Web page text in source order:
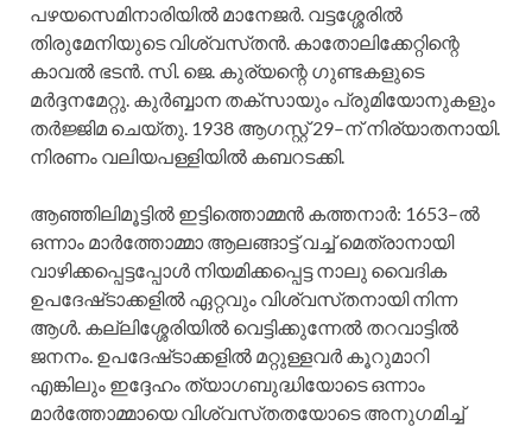
പഴയസെമിനാരിയില്‍ മാനേജര്‍. വട്ടശ്ശേരില്‍
തിരുമേനിയുടെ വിശ്വസ്‌തന്‍. കാതോലിക്കേറ്റിന്റെ
കാവല്‍ ഭടന്‍. സി. ജെ. കുര്യന്റെ ഗുണ്ടകളുടെ
മര്‍ദ്ദനമേറ്റു. കുര്‍ബ്ബാന തക്‌സായും പ്രുമിയോനുകളും
തര്‍ജ്ജിമ ചെയ്‌തു. 1938 ആഗസ്റ്റ്‌ 29–ന്‌ നിര്യാതനായി.
നിരണം വലിയപള്ളിയില്‍ കബറടക്കി.
ആഞ്ഞിലിമൂട്ടില്‍ ഇട്ടിത്തൊമ്മന്‍ കത്തനാര്‍: 1653–ല്‍
ഒന്നാം മാര്‍ത്തോമ്മാ ആലങ്ങാട്ട്‌ വച്ച്‌ മെത്രാനായി
വാഴിക്കപ്പെട്ടപ്പോള്‍ നിയമിക്കപ്പെട്ട നാലു വൈദിക
ഉപദേഷ്‌ടാക്കളില്‍ ഏറ്റവും വിശ്വസ്‌തനായി നിന്ന
ആള്‍. കല്ലിശ്ശേരിയില്‍ വെട്ടിക്കുന്നേല്‍ തറവാട്ടില്‍
ജനനം. ഉപദേഷ്‌ടാക്കളില്‍ മറ്റുള്ളവര്‍ കൂറുമാറി
എങ്കിലും ഇദ്ദേഹം ത്യാഗബുദ്ധിയോടെ ഒന്നാം
മാര്‍ത്തോമ്മായെ വിശ്വസ്‌തതയോടെ അനുഗമിച്ച്‌